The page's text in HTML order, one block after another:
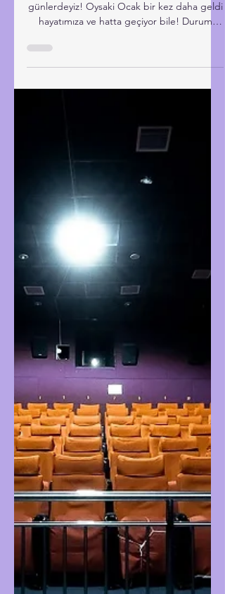
İzlediklerim
2026-Ocak’ta İzlediklerim (2
Film-1 Animasyon-1 Gösteri)
günlerdeyiz! Oysaki Ocak bir kez daha geldi
kitaplarla ve sevdiğimiz diğer uğraşlarla
doldurmak bizim hakkımız. O halde bakalım
bu ay neleri seyre dalmışız. Photo by Myke
Simon on Unsplash Ocak Sineması 1.
CMXXIV Yılın açılışını sosyal medyada
kesitlerini ardı ardına görmeye başladığım
için Cem Yılmaz’ın son gösterisini izleyerek
yaptım. Gayet keyifl